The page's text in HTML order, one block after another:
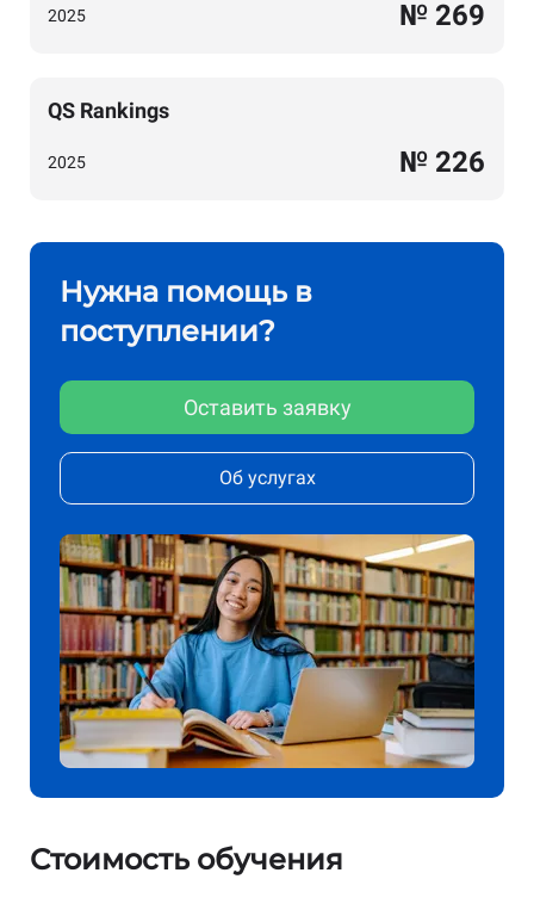
2025 № 269
QS Rankings
2025 № 226
Нужна помощь в
поступлении?
Оставить заявку
Об услугах
Стоимость обучения